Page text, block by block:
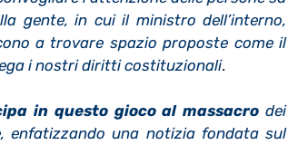
gente, in cui il ministro dell’interno,
a trovare spazio proposte come il
i nostri diritti costituzionali.
in questo gioco al massacro dei
enfatizzando una notizia fondata sul